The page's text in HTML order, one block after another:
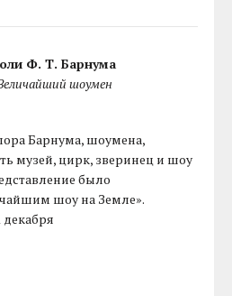
Ф. Т. Барнума
шоумен
Барнума, шоумена,
музей, цирк, зверинец и шоу
было
шоу на Земле».